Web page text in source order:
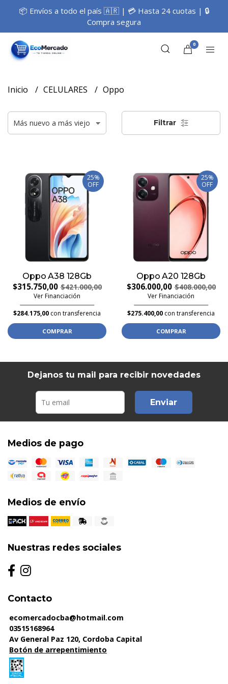
📦 Envíos a todo el país 🇦🇷 | 💳 Hasta 24 cuotas | 🔒
Compra segura
0
Inicio CELULARES Oppo
Filtrar
25%
OFF
Oppo A38 128Gb
$315.750,00 $421.000,00
Ver Financiación
$284.175,00 con transferencia
COMPRAR
25%
OFF
Oppo A20 128Gb
$306.000,00 $408.000,00
Ver Financiación
$275.400,00 con transferencia
COMPRAR
Dejanos tu mail para recibir novedades
Enviar
Medios de pago
Medios de envío
Nuestras redes sociales
Contacto
ecomercadocba@hotmail.com
03515168964
Av General Paz 120, Cordoba Capital
Botón de arrepentimiento